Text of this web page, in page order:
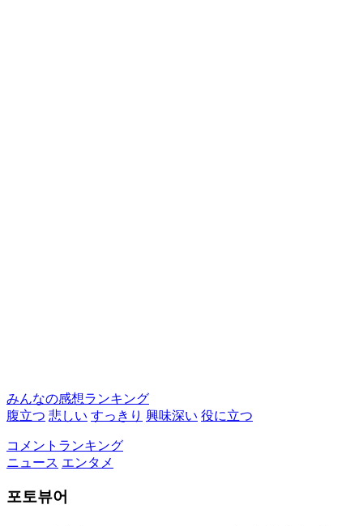
みんなの感想ランキング
腹立つ 悲しい すっきり 興味深い 役に立つ
コメントランキング
ニュース エンタメ
포토뷰어